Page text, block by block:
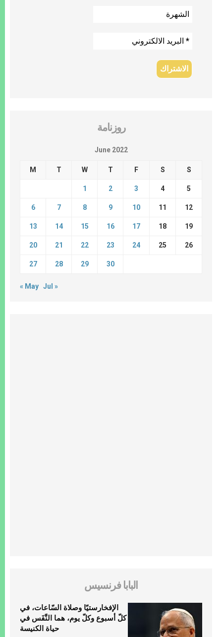
روزنامة
June 2022
M T W T F S S
1 2 3 4 5
6 7 8 9 10 11 12
13 14 15 16 17 18 19
20 21 22 23 24 25 26
27 28 29 30
« May Jul »
البابا فرنسيس
الإفخارستيّا وصلاة السّاعات، في
كلّ أسبوع وكلّ يوم، هما النَّفَس في
حياة الكنيسة